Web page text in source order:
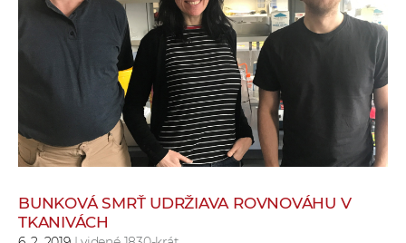
e
v
v
BUNKOVÁ SMRŤ UDRŽIAVA ROVNOVÁHU V
TKANIVÁCH